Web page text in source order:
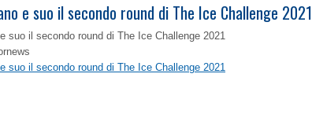
e suo il secondo round di The Ice Challenge 2021
suo il secondo round di The Ice Challenge 2021
suo il secondo round di The Ice Challenge 2021